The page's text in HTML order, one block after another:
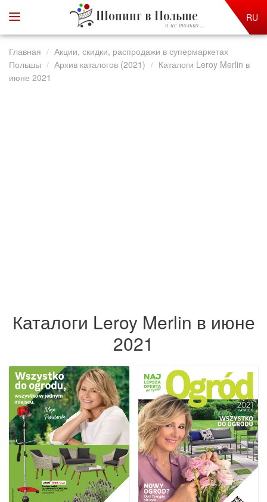
Шопинг в Польше
и не только ...
RU
Главная
Акции, скидки, распродажи в супермаркетах
Польшы
Архив каталогов (2021)
Каталоги Leroy Merlin в
июне 2021
Каталоги Leroy Merlin в июне
2021